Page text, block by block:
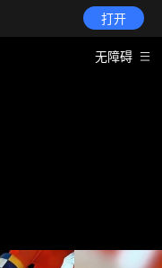
打开
无障碍